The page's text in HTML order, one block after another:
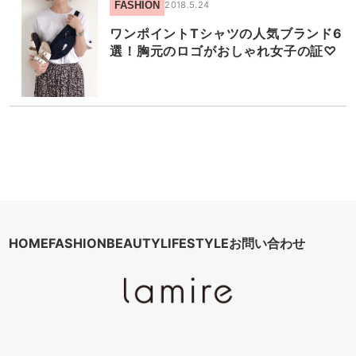
FASHION 2018.5.24
ワンポイントTシャツの人気ブランド6
選！胸元のロゴがおしゃれ女子の証♡
HOMEFASHIONBEAUTYLIFESTYLEお問い合わせ